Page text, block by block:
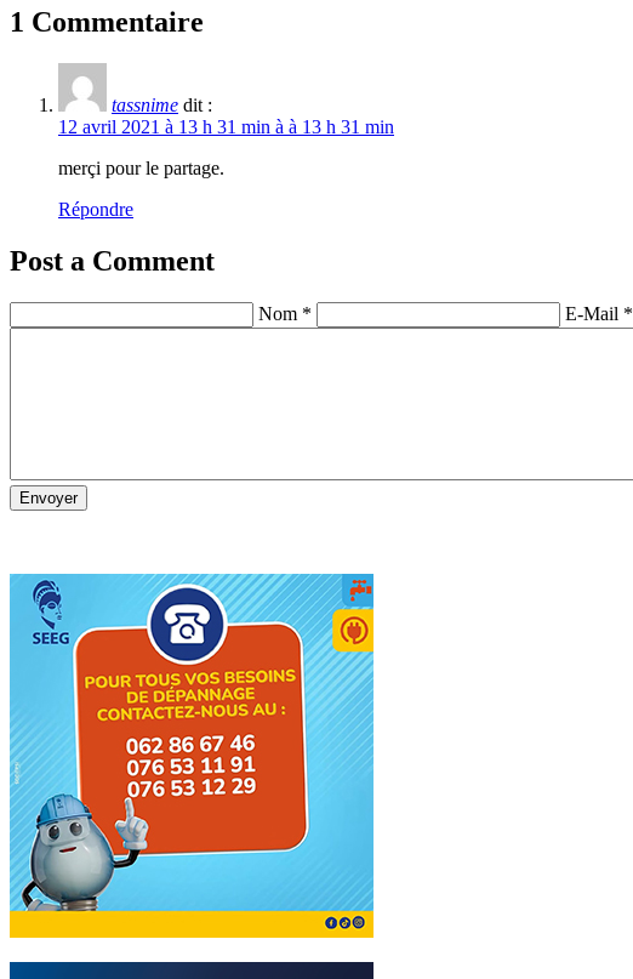
1 Commentaire
tassnime dit :
12 avril 2021 à 13 h 31 min à à 13 h 31 min
merçi pour le partage.
Répondre
Post a Comment
Nom * E-Mail *